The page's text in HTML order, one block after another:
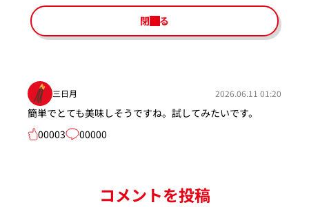
閉じる
三日月 2026.06.11 01:20
簡単でとても美味しそうですね。試してみたいです。
00003
00000
コメントを投稿